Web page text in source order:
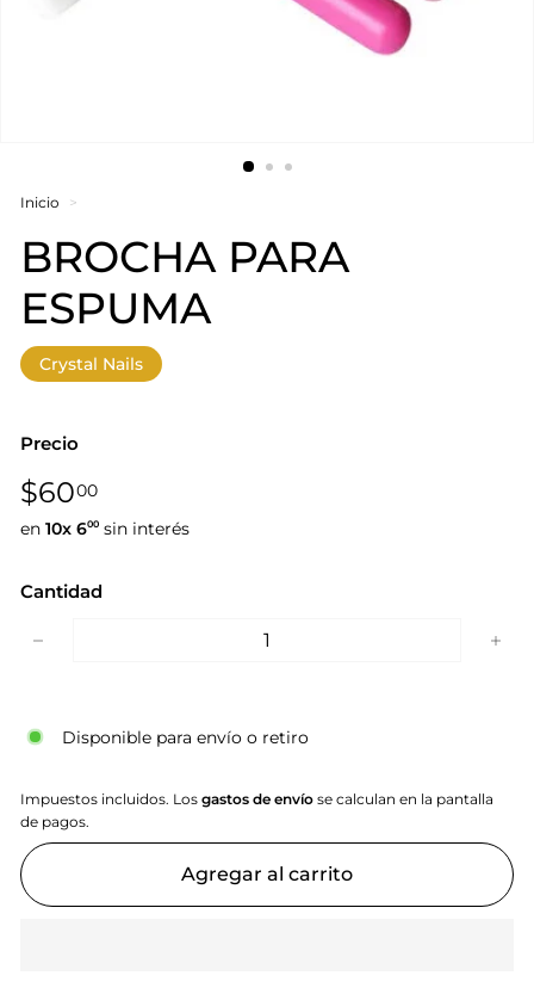
Inicio >
BROCHA PARA
ESPUMA
Crystal Nails
Precio
Precio
habitual
$6000$60,00
en 10x 600 sin interés
Cantidad
Disponible para envío o retiro
Impuestos incluidos. Los gastos de envío se calculan en la pantalla
de pagos.
Agregar al carrito